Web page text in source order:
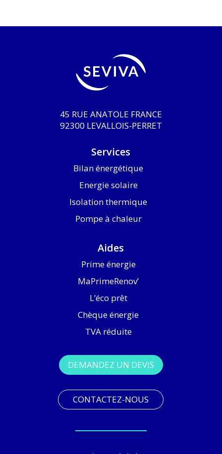
45 RUE ANATOLE FRANCE
92300 LEVALLOIS-PERRET
Services
Bilan énergétique
Energie solaire
Isolation thermique
Pompe à chaleur
Aides
Prime énergie
MaPrimeRenov’
L’éco prêt
Chèque énergie
TVA réduite
DEMANDEZ UN DEVIS
CONTACTEZ-NOUS